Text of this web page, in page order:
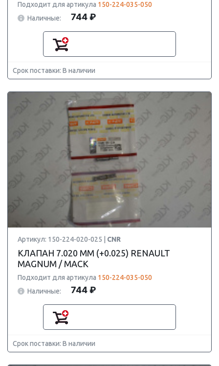
Подходит для артикула 150-224-035-050
Наличные:
744 ₽
Срок поставки: В наличии
Артикул: 150-224-020-025 | CNR
КЛАПАН 7.020 ММ (+0.025) RENAULT
MAGNUM / MACK
Подходит для артикула 150-224-035-050
Наличные:
744 ₽
Срок поставки: В наличии